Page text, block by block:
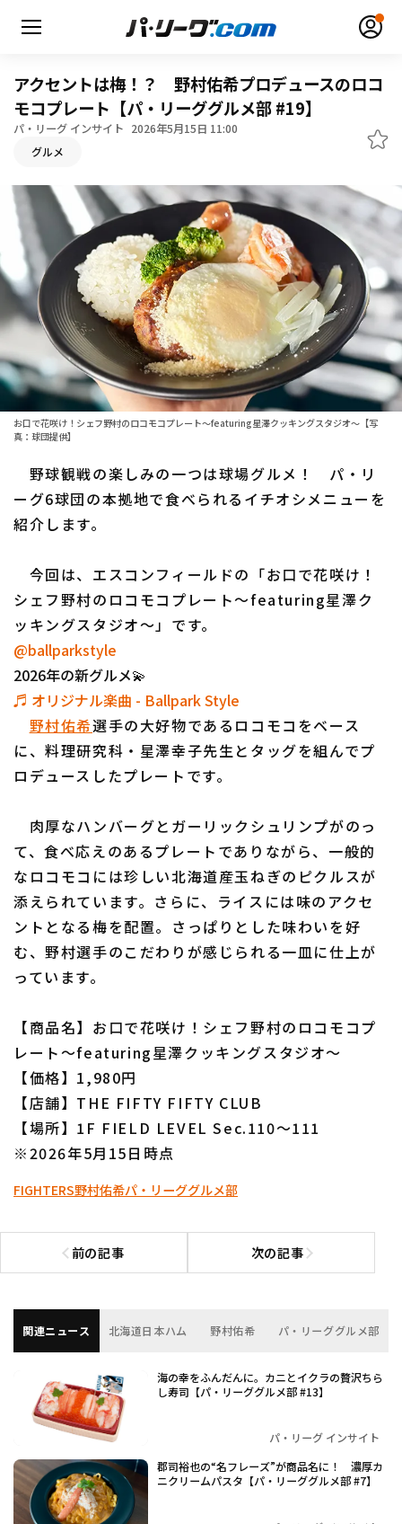
無料アカウント登録
HOME
動画
日程・結果
順位表･成績
1軍公式戦
ファーム東地区
ファーム中地区
ファーム西地区
交流戦
選手名鑑
選手名鑑トップ
北海道日本ハムファイターズ
東北楽天ゴールデンイーグルス
千葉ロッテマリーンズ
オリックス・バファローズ
福岡ソフトバンクホークス
ニュース
設定
プライバシーポリシー
運営会社（別ウィンドウで開く）
特定商取引法の表示 アルバイト募集 （別ウィンドウで開く
アクセントは梅！？ 野村佑希プロデュースのロコ
モコプレート【パ・リーググルメ部 #19】
パ・リーグ インサイト 2026年5月15日 11:00
グルメ
お口で花咲け！シェフ野村のロコモコプレート～featuring星澤クッキングスタジオ～【写
真：球団提供】
野球観戦の楽しみの一つは球場グルメ！ パ・リ
ーグ6球団の本拠地で食べられるイチオシメニューを
紹介します。
今回は、エスコンフィールドの「お口で花咲け！
シェフ野村のロコモコプレート～featuring星澤ク
ッキングスタジオ～」です。
@ballparkstyle
2026年の新グルメ💫
♬ オリジナル楽曲 - Ballpark Style
野村佑希選手の大好物であるロコモコをベース
に、料理研究科・星澤幸子先生とタッグを組んでプ
ロデュースしたプレートです。
肉厚なハンバーグとガーリックシュリンプがのっ
て、食べ応えのあるプレートでありながら、一般的
なロコモコには珍しい北海道産玉ねぎのピクルスが
添えられています。さらに、ライスには味のアクセ
ントとなる梅を配置。さっぱりとした味わいを好
む、野村選手のこだわりが感じられる一皿に仕上が
っています。
【商品名】お口で花咲け！シェフ野村のロコモコプ
レート～featuring星澤クッキングスタジオ～
【価格】1,980円
【店舗】THE FIFTY FIFTY CLUB
【場所】1F FIELD LEVEL Sec.110～111
※2026年5月15日時点
FIGHTERS野村佑希パ・リーググルメ部
前の記事
前の記事へ 次の記事次の記事へ
関連ニュース 北海道日本ハム 野村佑希 パ・リーググルメ部
海の幸をふんだんに。カニとイクラの贅沢ちら
し寿司【パ・リーググルメ部 #13】
パ・リーグ インサイト
郡司裕也の“名フレーズ”が商品名に！ 濃厚カ
ニクリームパスタ【パ・リーググルメ部 #7】